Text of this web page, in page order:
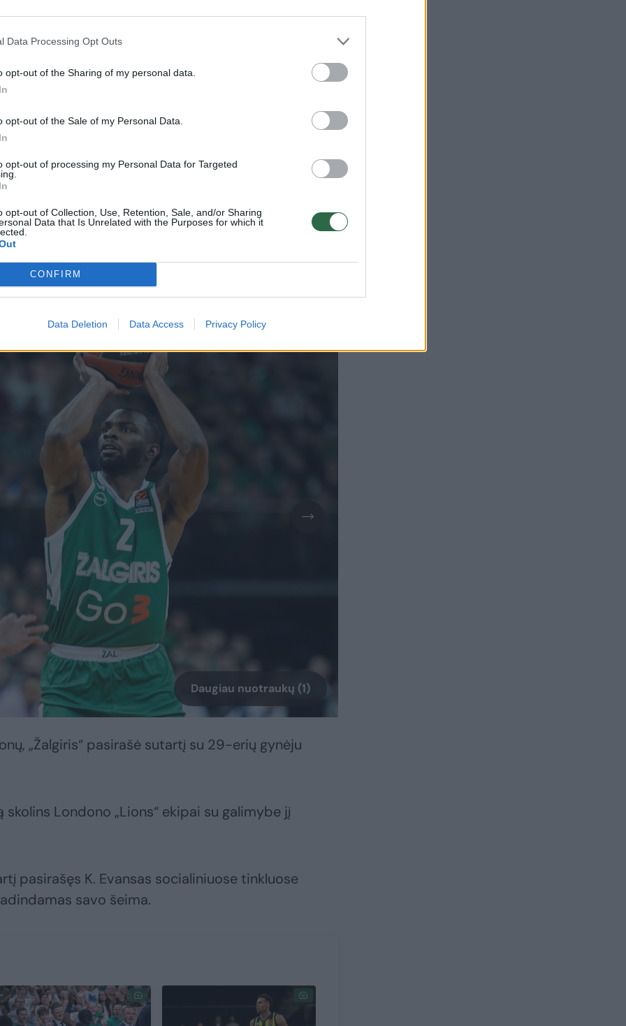
Data Processing Opt Outs
opt-out of the Sharing of my personal data.
opt-out of the Sale of my Personal Data.
opt-out of processing my Personal Data for Targeted
opt-out of Collection, Use, Retention, Sale, and/or Sharing
Data that Is Unrelated with the Purposes for which it
CONFIRM
Data Deletion Data Access Privacy Policy
2026 m. rugpjūčio 8 d. 09:55
žinute po sugrįžimo į
Evansas po vieno sunkiausių savo karjeros
sugrįžo į Kauno „Žalgirį“, kurį vadina savo
Daugiau nuotraukų (1)
„Žalgiris“ pasirašė sutartį su 29-erių gynėju
skolins Londono „Lions“ ekipai su galimybe jį
pasirašęs K. Evansas socialiniuose tinkluose
savo šeima.